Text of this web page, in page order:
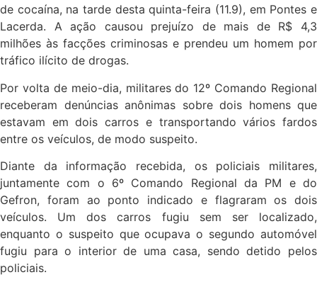
de cocaína, na tarde desta quinta-feira (11.9), em Pontes e
Lacerda. A ação causou prejuízo de mais de R$ 4,3
milhões às facções criminosas e prendeu um homem por
tráfico ilícito de drogas.
Por volta de meio-dia, militares do 12º Comando Regional
receberam denúncias anônimas sobre dois homens que
estavam em dois carros e transportando vários fardos
entre os veículos, de modo suspeito.
Diante da informação recebida, os policiais militares,
juntamente com o 6º Comando Regional da PM e do
Gefron, foram ao ponto indicado e flagraram os dois
veículos. Um dos carros fugiu sem ser localizado,
enquanto o suspeito que ocupava o segundo automóvel
fugiu para o interior de uma casa, sendo detido pelos
policiais.